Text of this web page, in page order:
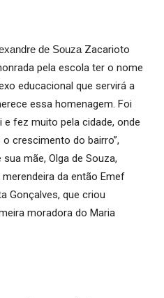
de Souza Zacarioto
pela escola ter o nome
educacional que servirá a
essa homenagem. Foi
fez muito pela cidade, onde
crescimento do bairro”,
mãe, Olga de Souza,
da então Emef
Gonçalves, que criou
moradora do Maria